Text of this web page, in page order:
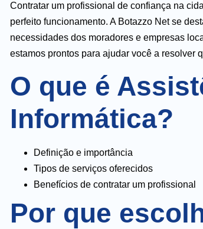
Contratar um profissional de confiança na
perfeito funcionamento. A Botazzo Net se
necessidades dos moradores e empresas
estamos prontos para ajudar você a resolver
O que é
Informática?
Definição e importância
Tipos de serviços oferecidos
Benefícios de contratar um profissional
Por que